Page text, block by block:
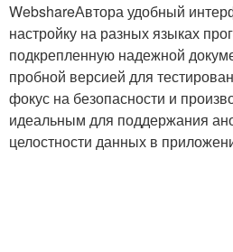
WebshareАвтора удобный
настройку на разных языках
подкрепленную надежной
пробной версией для
фокус на безопасности и
идеальным для поддержания
целостности данных в